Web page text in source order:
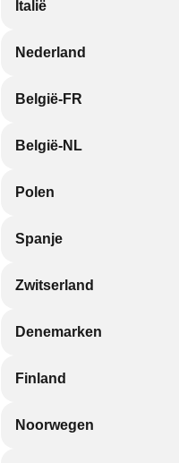
Italië
Nederland
België-FR
België-NL
Polen
Spanje
Zwitserland
Denemarken
Finland
Noorwegen